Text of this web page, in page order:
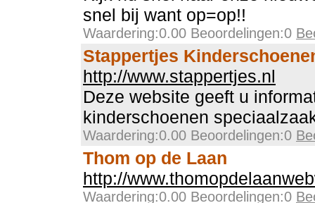
snel bij want op=op!!
Waardering:0.00 Beoordelingen:0
Stappertjes
http://www.stappertjes.nl
Deze website geeft u
kinderschoenen
Waardering:0.00 Beoordelingen:0
Thom op de Laan
http://
Waardering:0.00 Beoordelingen:0